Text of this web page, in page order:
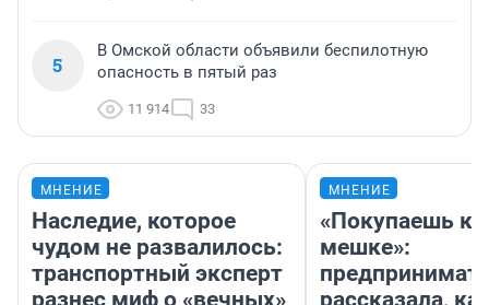
5
В Омской области объявили беспилотную
опасность в пятый раз
11 914 33
МНЕНИЕ
Наследие, которое
чудом не развалилось:
транспортный эксперт
разнес миф о «вечных»
МНЕНИЕ
«Покупаешь
мешке»:
рассказала,